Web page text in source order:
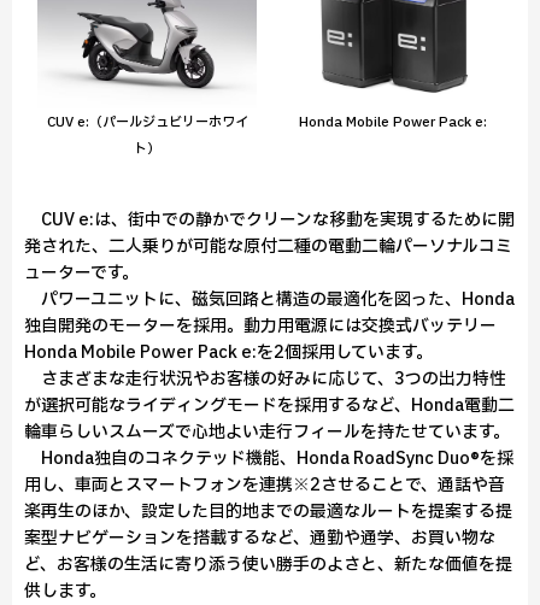
CUV e:（パールジュビリーホワイ
ト）
Honda Mobile Power Pack e:
CUV e:は、街中での静かでクリーンな移動を実現するために開
発された、二人乗りが可能な原付二種の電動二輪パーソナルコミ
ューターです。
パワーユニットに、磁気回路と構造の最適化を図った、Honda
独自開発のモーターを採用。動力用電源には交換式バッテリー
Honda Mobile Power Pack e:を2個採用しています。
さまざまな走行状況やお客様の好みに応じて、3つの出力特性
が選択可能なライディングモードを採用するなど、Honda電動二
輪車らしいスムーズで心地よい走行フィールを持たせています。
Honda独自のコネクテッド機能、Honda RoadSync Duo®を採
用し、車両とスマートフォンを連携※2させることで、通話や音
楽再生のほか、設定した目的地までの最適なルートを提案する提
案型ナビゲーションを搭載するなど、通勤や通学、お買い物な
ど、お客様の生活に寄り添う使い勝手のよさと、新たな価値を提
供します。